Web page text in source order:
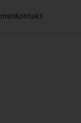
Kontakt